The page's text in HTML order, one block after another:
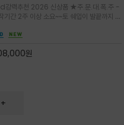
게 밝혀주는 슬링백 플랫슈
강력추천 2026 신상품 ★주.문.대.폭.주 -
기간 2주 이상 소요~~토 쉐입이 발끝까지 세
디자인과 베이직한 컬러감으로 높은 활용도
지 두루 잘 어울리는 활2
원